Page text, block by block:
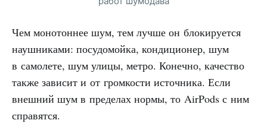
Чем монотоннее шум, тем лучше он блокируется
наушниками: посудомойка, кондиционер, шум
в самолете, шум улицы, метро. Конечно, качество
также зависит и от громкости источника. Если
внешний шум в пределах нормы, то AirPods с ним
справятся.